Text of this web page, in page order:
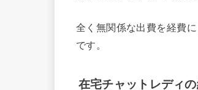
全く無関係な出費を経費
です。
在宅チャットレディ